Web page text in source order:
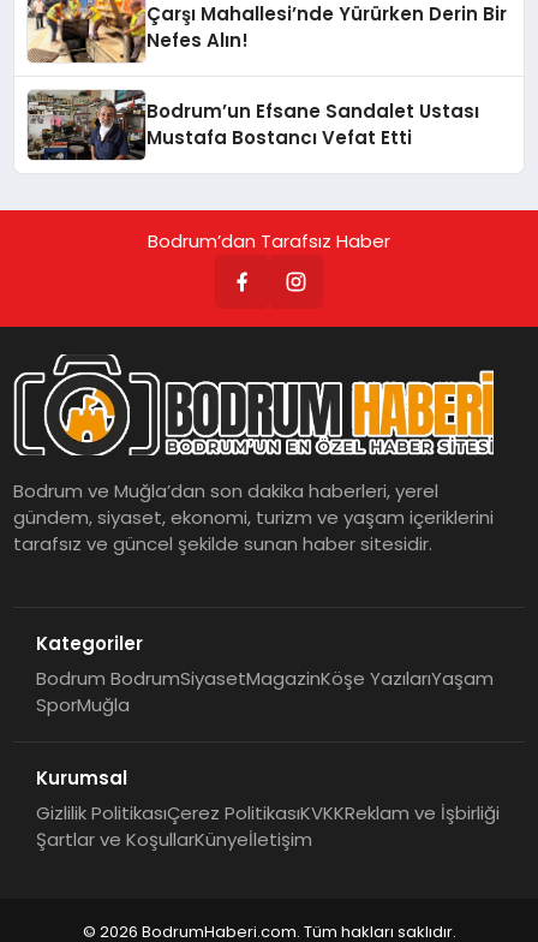
Çarşı Mahallesi’nde Yürürken Derin Bir
Nefes Alın!
Bodrum’un Efsane Sandalet Ustası
Mustafa Bostancı Vefat Etti
Bodrum’dan Tarafsız Haber
Bodrum ve Muğla’dan son dakika haberleri, yerel
gündem, siyaset, ekonomi, turizm ve yaşam içeriklerini
tarafsız ve güncel şekilde sunan haber sitesidir.
Kategoriler
Bodrum BodrumSiyasetMagazinKöşe YazılarıYaşam
SporMuğla
Kurumsal
Gizlilik PolitikasıÇerez PolitikasıKVKKReklam ve İşbirliği
Şartlar ve KoşullarKünyeİletişim
© 2026 BodrumHaberi.com. Tüm hakları saklıdır.